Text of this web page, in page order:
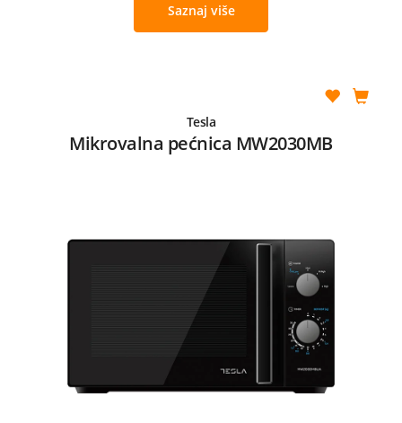
Saznaj više
Tesla
Mikrovalna pećnica MW2030MB